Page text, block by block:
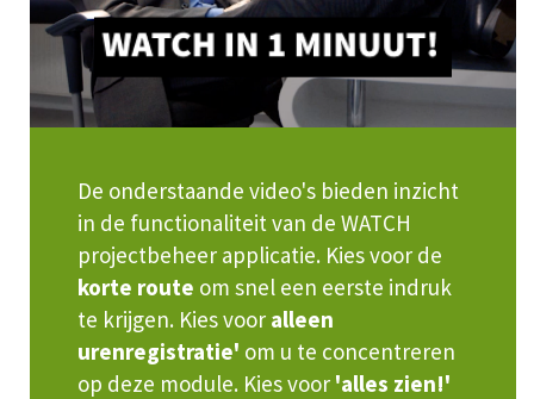
De onderstaande video's bieden inzicht
in de functionaliteit van de WATCH
projectbeheer applicatie. Kies voor de
korte route om snel een eerste indruk
te krijgen. Kies voor alleen
urenregistratie' om u te concentreren
op deze module. Kies voor 'alles zien!'